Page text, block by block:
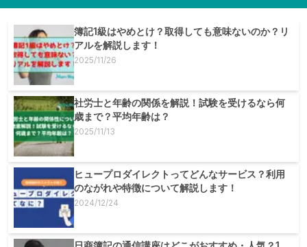
簿記1級はやめとけ？取得しても意味ないのか？リ
アルを解説します！
2025/11/26
社労士と年齢の関係を解説！試験を受けるなら何
歳まで？平均年齢は？
2025/11/13
ヒュープロダイレクトってどんなサービス？利用
のながれや特徴について解説します！
2024/12/24